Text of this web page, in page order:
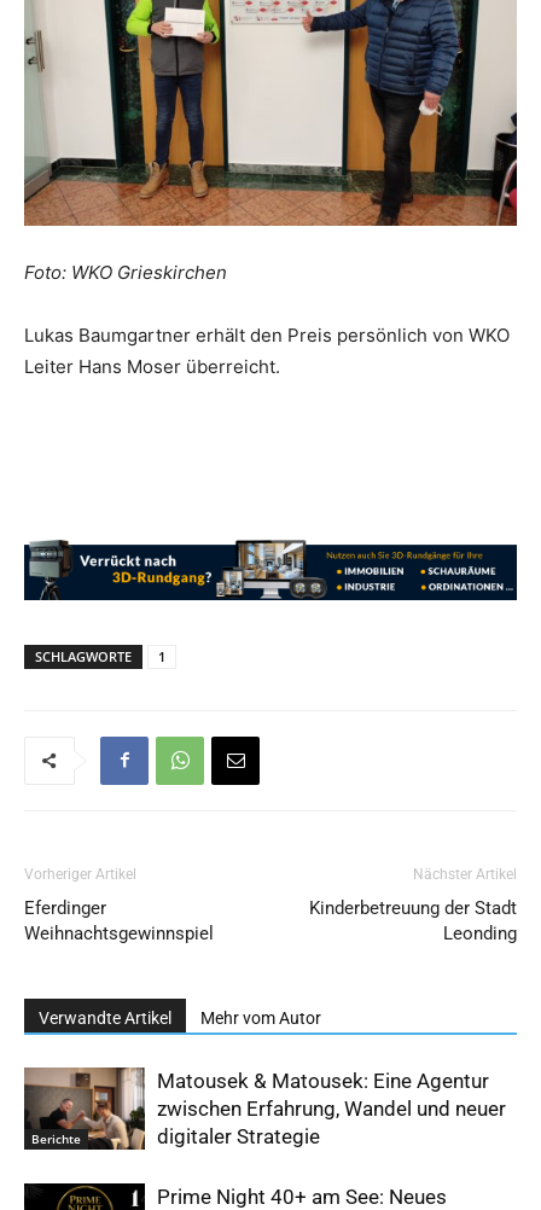
Foto: WKO Grieskirchen
Lukas Baumgartner erhält den Preis persönlich von WKO
Leiter Hans Moser überreicht.
SCHLAGWORTE 1
Vorheriger Artikel
Eferdinger
Weihnachtsgewinnspiel
Nächster Artikel
Kinderbetreuung der Stadt
Leonding
Verwandte Artikel Mehr vom Autor
Berichte
Matousek & Matousek: Eine Agentur
zwischen Erfahrung, Wandel und neuer
digitaler Strategie
Prime Night 40+ am See: Neues